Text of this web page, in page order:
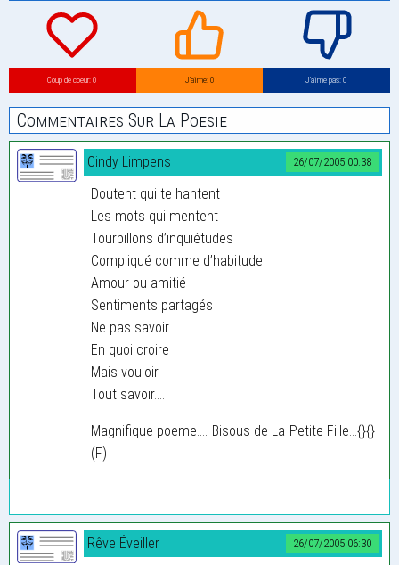
Coup de coeur: 0 J’aime: 0 J’aime pas: 0
Commentaires Sur La Poesie
26/07/2005 00:38
Cindy Limpens
Doutent qui te hantent
Les mots qui mentent
Tourbillons d’inquiétudes
Compliqué comme d’habitude
Amour ou amitié
Sentiments partagés
Ne pas savoir
En quoi croire
Mais vouloir
Tout savoir....
Magnifique poeme.... Bisous de La Petite Fille...{}{}
(F)
26/07/2005 06:30
Rêve Éveiller